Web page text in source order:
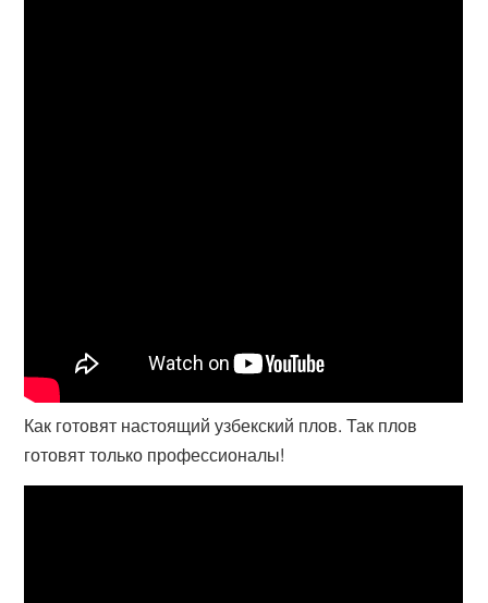
Как готовят настоящий узбекский плов. Так плов
готовят только профессионалы!